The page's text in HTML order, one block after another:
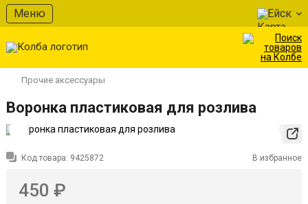
Меню Ейск
Прочие аксессуары
Воронка пластиковая для розлива
Код товара: 9425872 В избранное
450 ₽